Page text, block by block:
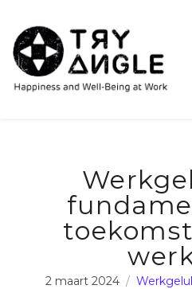
2 maart 2024